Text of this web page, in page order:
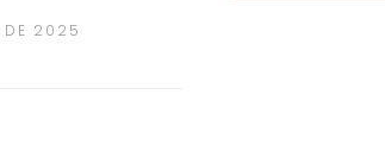
DE 2025